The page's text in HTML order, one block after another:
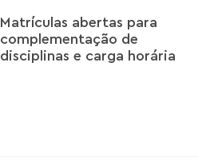
Matrículas abertas para
complementação de
disciplinas e carga horária